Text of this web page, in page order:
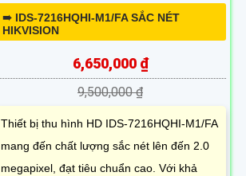
➠ IDS-7216HQHI-M1/FA SẮC NÉT
HIKVISION
6,650,000 ₫
9,500,000 ₫
Thiết bị thu hình HD IDS-7216HQHI-M1/FA
mang đến chất lượng sắc nét lên đến 2.0
megapixel, đạt tiêu chuẩn cao. Với khả